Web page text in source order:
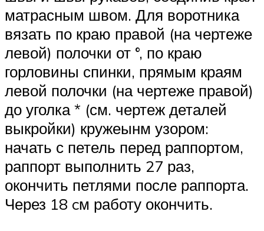
матрасным швом. Для воротника
вязать по краю правой (на чертеже
левой) полочки от °, по краю
горловины спинки, прямым краям
левой полочки (на чертеже правой)
до уголка * (см. чертеж деталей
выкройки) кружеынм узором:
начать с петель перед раппортом,
раппорт выполнить 27 раз,
окончить петлями после раппорта.
Через 18 cм работу окончить.